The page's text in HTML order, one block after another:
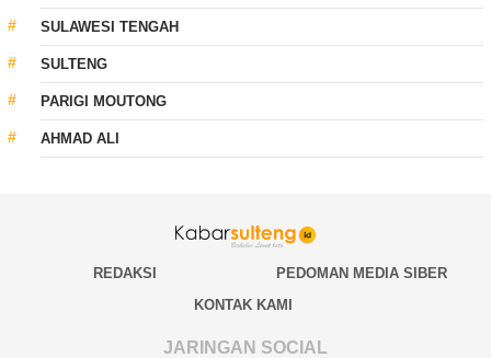
SULAWESI TENGAH
SULTENG
PARIGI MOUTONG
AHMAD ALI
REDAKSI
PEDOMAN MEDIA SIBER
KONTAK KAMI
JARINGAN SOCIAL